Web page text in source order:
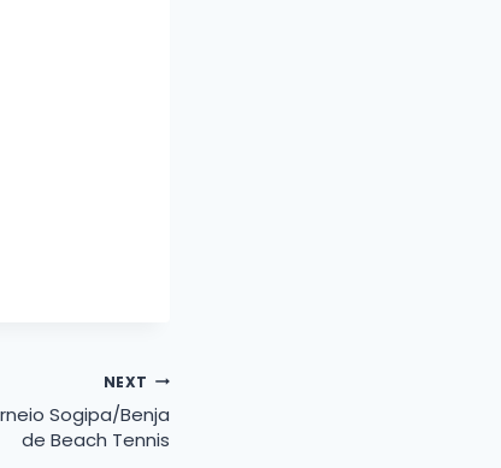
NEXT
Sogipa/Benja
de Beach Tennis